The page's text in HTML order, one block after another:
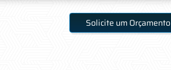
Solicite um Orçamento